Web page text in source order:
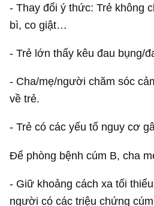
- Thay đổi ý thức: Trẻ không
bì, co giật…
- Trẻ lớn thấy kêu đau bụng/
- Cha/mẹ/người chăm sóc
về trẻ.
- Trẻ có các yếu tố nguy cơ
Để phòng bệnh cúm B, cha
- Giữ khoảng cách xa tối
người có các triệu chứng